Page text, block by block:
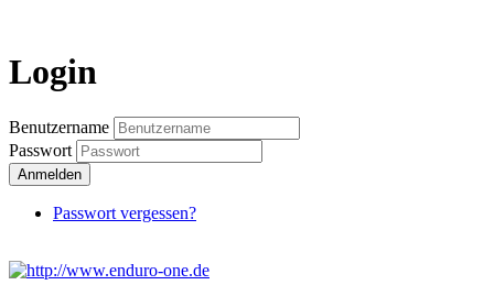
Login
Benutzername
Passwort
Anmelden
Passwort vergessen?